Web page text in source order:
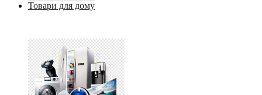
Товари для дому